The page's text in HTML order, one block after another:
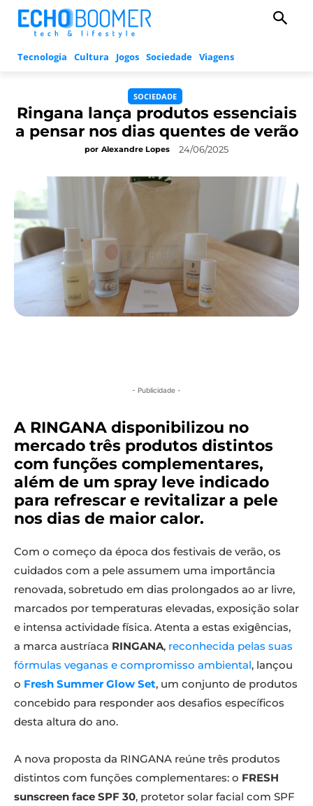
Tecnologia Cultura Jogos Sociedade Viagens
SOCIEDADE
Ringana lança produtos essenciais
a pensar nos dias quentes de verão
por Alexandre Lopes 24/06/2025
- Publicidade -
A RINGANA disponibilizou no
mercado três produtos distintos
com funções complementares,
além de um spray leve indicado
para refrescar e revitalizar a pele
nos dias de maior calor.
Com o começo da época dos festivais de verão, os
cuidados com a pele assumem uma importância
renovada, sobretudo em dias prolongados ao ar livre,
marcados por temperaturas elevadas, exposição solar
e intensa actividade física. Atenta a estas exigências,
a marca austríaca RINGANA, reconhecida pelas suas
fórmulas veganas e compromisso ambiental, lançou
o Fresh Summer Glow Set, um conjunto de produtos
concebido para responder aos desafios específicos
desta altura do ano.
A nova proposta da RINGANA reúne três produtos
distintos com funções complementares: o FRESH
sunscreen face SPF 30, protetor solar facial com SPF